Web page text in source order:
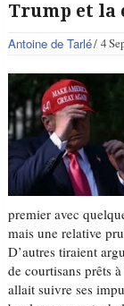
Trump et la
Antoine de Tarlé 4
premier avec
mais une relative
D’autres tiraient
de courtisans prêts
allait suivre ses